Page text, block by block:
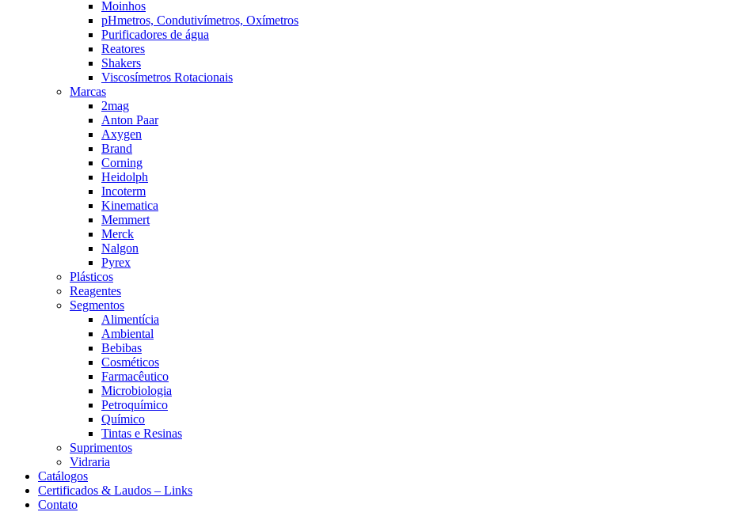
Moinhos
pHmetros, Condutivímetros, Oxímetros
Purificadores de água
Reatores
Shakers
Viscosímetros Rotacionais
Marcas
2mag
Anton Paar
Axygen
Brand
Corning
Heidolph
Incoterm
Kinematica
Memmert
Merck
Nalgon
Pyrex
Plásticos
Reagentes
Segmentos
Alimentícia
Ambiental
Bebibas
Cosméticos
Farmacêutico
Microbiologia
Petroquímico
Químico
Tintas e Resinas
Suprimentos
Vidraria
Catálogos
Certificados & Laudos – Links
Contato